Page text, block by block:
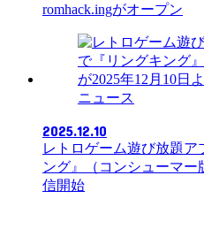
romhack.ingがオープン
ニュース
2025.12.10
レトロゲーム遊び放題ア
ング』（コンシューマー
信開始